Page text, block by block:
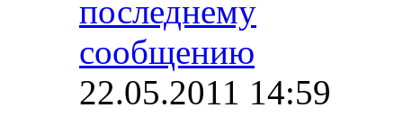
22.05.2011 14:59